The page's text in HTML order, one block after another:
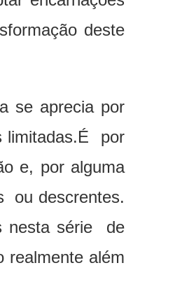
deste
se aprecia por
limitadas.É por
e, por alguma
ou descrentes.
nesta série de
realmente além